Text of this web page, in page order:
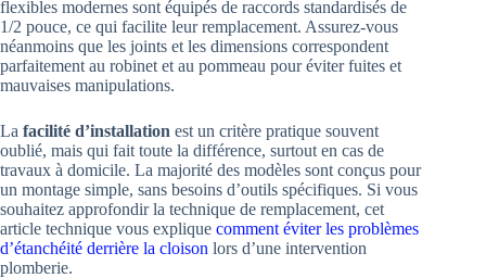
flexibles modernes sont équipés de raccords standardisés de
1/2 pouce, ce qui facilite leur remplacement. Assurez-vous
néanmoins que les joints et les dimensions correspondent
parfaitement au robinet et au pommeau pour éviter fuites et
mauvaises manipulations.
La facilité d’installation est un critère pratique souvent
oublié, mais qui fait toute la différence, surtout en cas de
travaux à domicile. La majorité des modèles sont conçus pour
un montage simple, sans besoins d’outils spécifiques. Si vous
souhaitez approfondir la technique de remplacement, cet
article technique vous explique comment éviter les problèmes
d’étanchéité derrière la cloison lors d’une intervention
plomberie.